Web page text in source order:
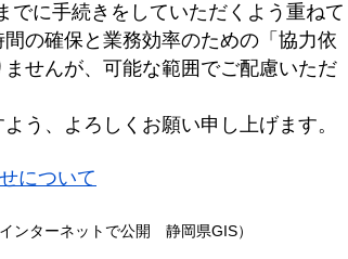
でに手続きをしていただくよう重ねて
の確保と業務効率のための「協力依
せんが、可能な範囲でご配慮いただ
う、よろしくお願い申し上げます。
について
ンターネットで公開 静岡県GIS）